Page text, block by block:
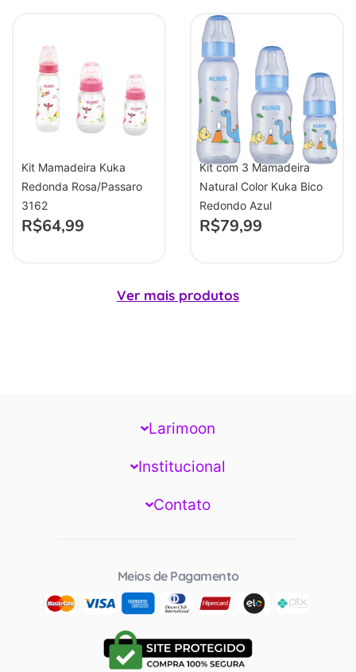
Kit Mamadeira Kuka
Redonda Rosa/Passaro
3162
R$64,99
Kit com 3 Mamadeira
Natural Color Kuka Bico
Redondo Azul
R$79,99
Ver mais produtos
Larimoon
Institucional
Contato
Meios de Pagamento